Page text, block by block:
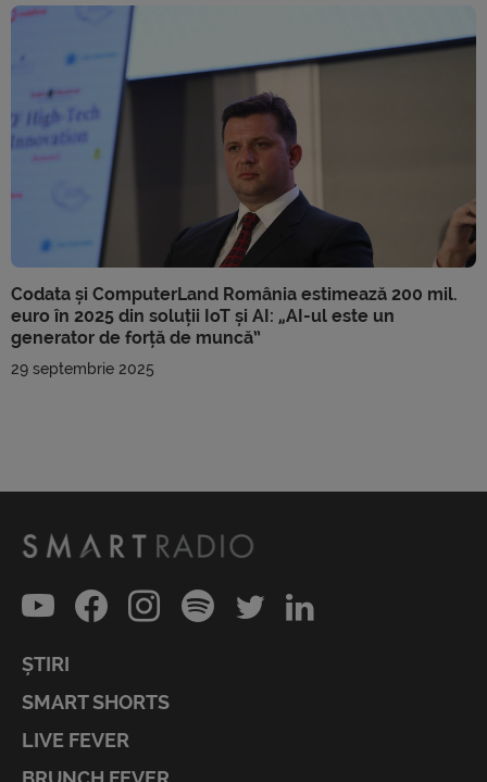
Codata și ComputerLand România estimează 200 mil.
euro în 2025 din soluții IoT și AI: „AI-ul este un
generator de forță de muncă”
29 septembrie 2025
ȘTIRI
SMART SHORTS
LIVE FEVER